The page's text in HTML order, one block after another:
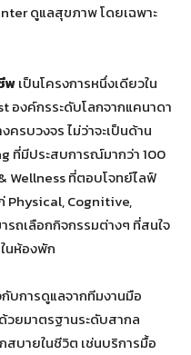
ดูแลสุขภาพ โดยเฉพาะ
พเป็นโครงการหนึ่งเดียวใน
องค์กรระดับโลกจากแคนาดา
รบวงจร ไม่ว่าจะเป็นด้าน
ที่มีประสบการณ์มากว่า 100
Wellness ที่ตอบโจทย์ไลฟ์
Physical, Cognitive,
ถเลือกกิจกรรมต่างๆ ที่สนใจ
นห้องพัก
กับการดูแลจากทีมงานมือ
วยมาตรฐานระดับสากล
บายในชีวิต เช่นบริการมื้อ